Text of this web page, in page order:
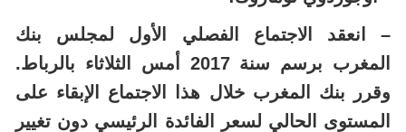
– انعقد الاجتماع الفصلي الأول لمجلس بنك
المغرب برسم سنة 2017 أمس الثلاثاء بالرباط.
وقرر بنك المغرب خلال هذا الاجتماع الإبقاء على
المستوى الحالي لسعر الفائدة الرئيسي دون تغيير